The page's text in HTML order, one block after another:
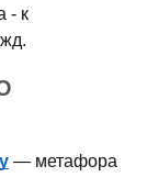
- к
— метафора